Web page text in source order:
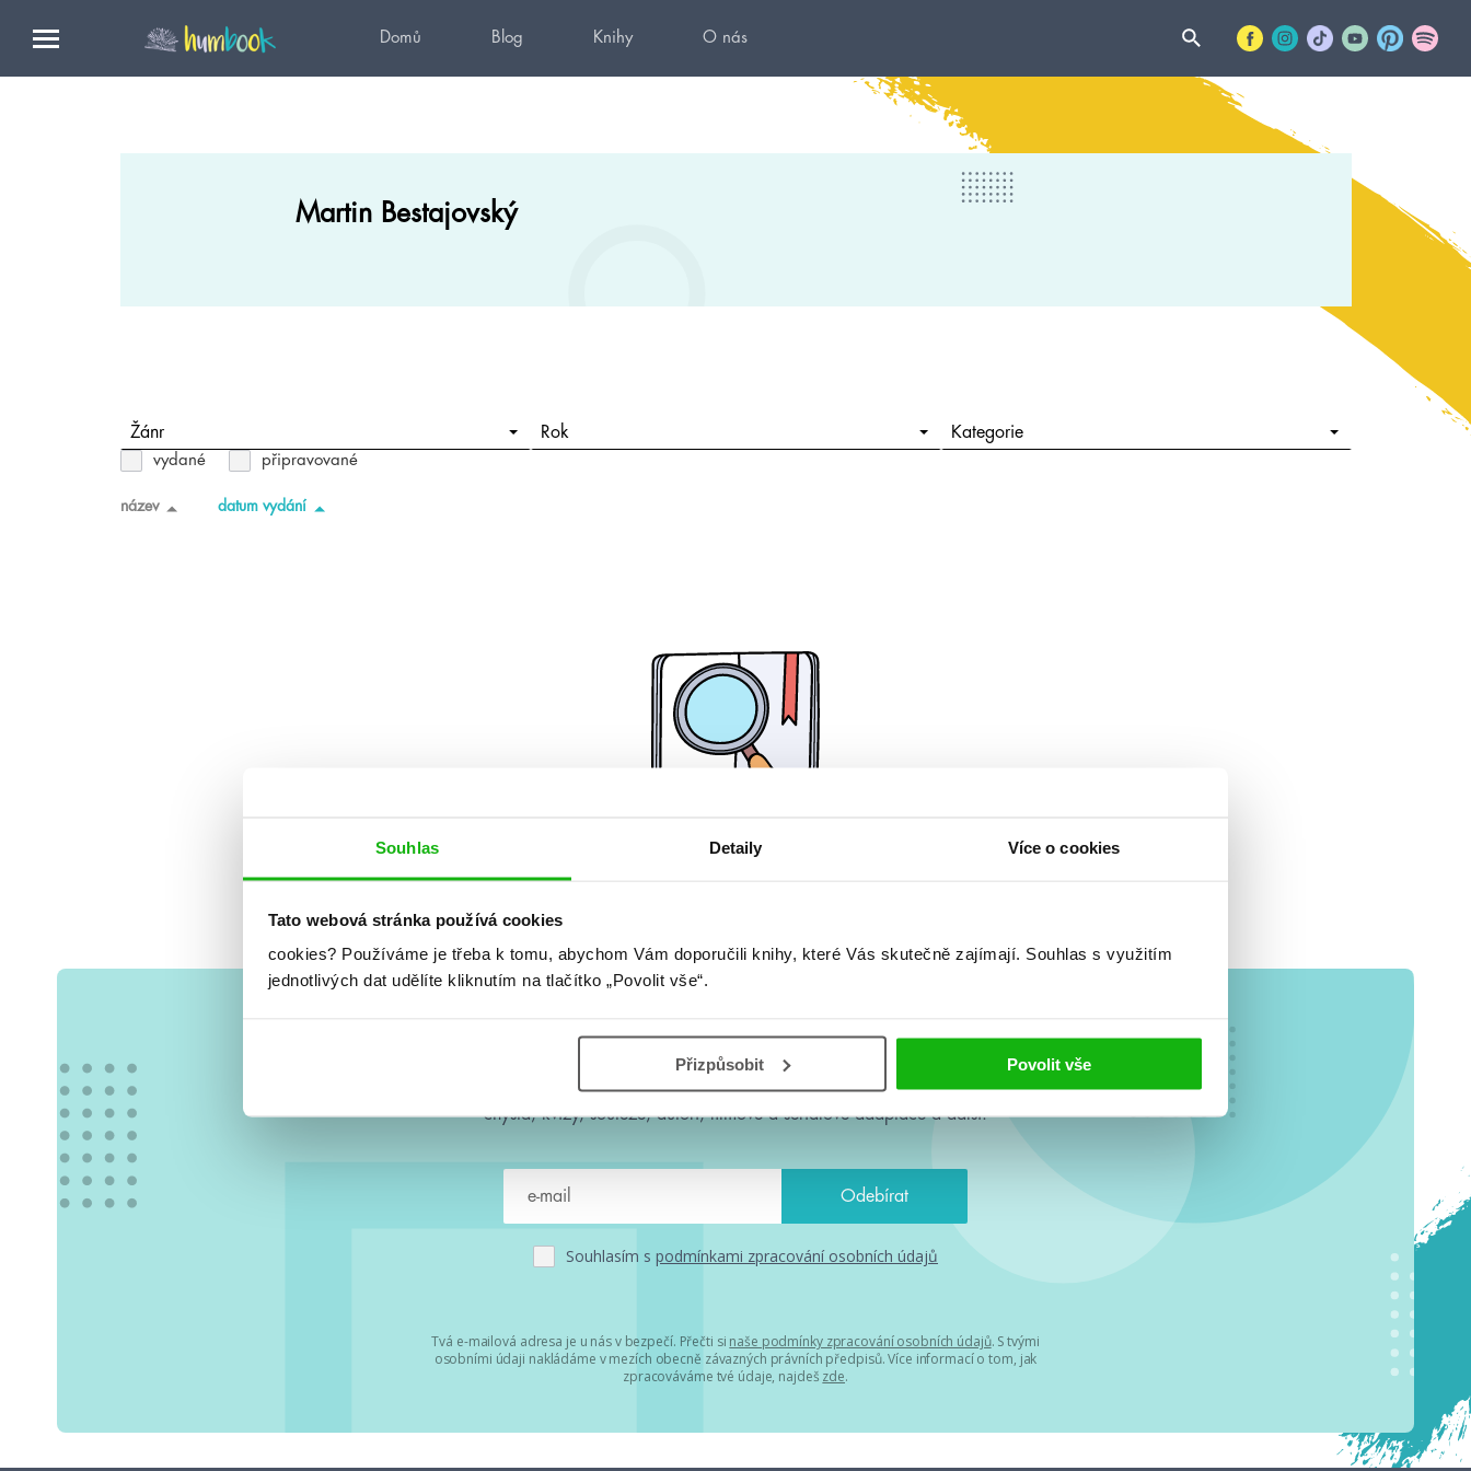
Souhlas Detaily Více o cookies
Tato webová stránka používá cookies
cookies? Používáme je třeba k tomu, abychom Vám doporučili knihy, které Vás skutečně zajímají. Souhlas s využitím
jednotlivých dat udělíte kliknutím na tlačítko „Povolit vše“.
Přizpůsobit Povolit vše
Domů Blog Knihy O nás
Martin Bestajovský
Žánr Rok Kategorie
vydané připravované
název datum vydání
#HumbookNews
Vše kolem #youngadult každý měsíc rovnou do mailu! Nové knihy, co se
chystá, kvízy, soutěže, autoři, filmové a seriálové adaptace a další.
Souhlasím s podmínkami zpracování osobních údajů
Tvá e-mailová adresa je u nás v bezpečí. Přečti si naše podmínky zpracování osobních údajů. S tvými
osobními údaji nakládáme v mezích obecně závazných právních předpisů. Více informací o tom, jak
zpracováváme tvé údaje, najdeš zde.